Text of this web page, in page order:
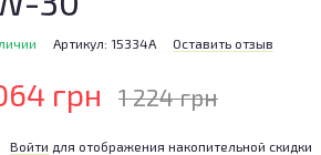
Артикул: 15334A Оставить отзыв
грн 1 224 грн
Войти для отображения накопительной скидки